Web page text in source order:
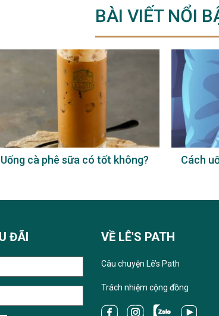
BÀI VIẾT NỔI
Uống cà phê sữa có tốt không?
Cách
ĐÃI VỀ LÊ'S PATH
Câu chuyện Lê’s Path
Trách nhiệm cộng đồng